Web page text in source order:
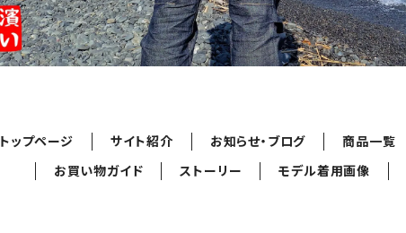
トップページ サイト紹介 お知らせ・ブログ 商品一覧
お買い物ガイド
ストーリー モデル着用画像